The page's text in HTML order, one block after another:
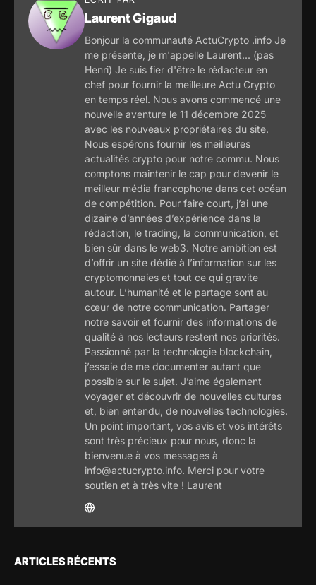
Laurent Gigaud
Bonjour la communauté ActuCrypto .info Je
me présente, je m'appelle Laurent... (pas
Henri) Je suis fier d'être le rédacteur en
chef pour fournir la meilleure Actu Crypto
en temps réel. Nous avons commencé une
nouvelle aventure le 11 décembre 2025
avec les nouveaux propriétaires du site.
Nous espérons fournir les meilleures
actualités crypto pour notre commu. Nous
comptons maintenir le cap pour devenir le
meilleur média francophone dans cet océan
de compétition. Pour faire court, j’ai une
dizaine d’années d’expérience dans la
rédaction, le trading, la communication, et
bien sûr dans le web3. Notre ambition est
d’offrir un site dédié à l’information sur les
cryptomonnaies et tout ce qui gravite
autour. L’humanité et le partage sont au
cœur de notre communication. Partager
notre savoir et fournir des informations de
qualité à nos lecteurs restent nos priorités.
Passionné par la technologie blockchain,
j’essaie de me documenter autant que
possible sur le sujet. J’aime également
voyager et découvrir de nouvelles cultures
et, bien entendu, de nouvelles technologies.
Un point important, vos avis et vos intérêts
sont très précieux pour nous, donc la
bienvenue à vos messages à
info@actucrypto.info. Merci pour votre
soutien et à très vite ! Laurent
ARTICLES RÉCENTS